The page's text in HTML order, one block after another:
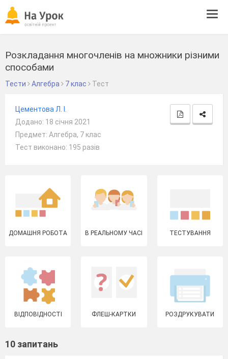
Розкладання многочленів на множники різними
способами
Тести Алгебра 7 клас Тест
Цементова Л. І.
Додано: 18 січня 2021
Предмет: Алгебра, 7 клас
Тест виконано: 195 разів
ДОМАШНЯ РОБОТА В РЕАЛЬНОМУ ЧАСІ ТЕСТУВАННЯ
ВІДПОВІДНОСТІ ФЛЕШ-КАРТКИ РОЗДРУКУВАТИ
10 запитань